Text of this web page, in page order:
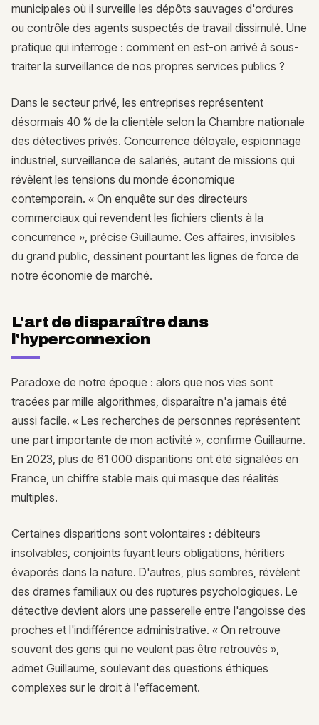
municipales où il surveille les dépôts sauvages d'ordures
ou contrôle des agents suspectés de travail dissimulé. Une
pratique qui interroge : comment en est-on arrivé à sous-
traiter la surveillance de nos propres services publics ?
Dans le secteur privé, les entreprises représentent
désormais 40 % de la clientèle selon la Chambre nationale
des détectives privés. Concurrence déloyale, espionnage
industriel, surveillance de salariés, autant de missions qui
révèlent les tensions du monde économique
contemporain. « On enquête sur des directeurs
commerciaux qui revendent les fichiers clients à la
concurrence », précise Guillaume. Ces affaires, invisibles
du grand public, dessinent pourtant les lignes de force de
notre économie de marché.
L'art de disparaître dans
l'hyperconnexion
Paradoxe de notre époque : alors que nos vies sont
tracées par mille algorithmes, disparaître n'a jamais été
aussi facile. « Les recherches de personnes représentent
une part importante de mon activité », confirme Guillaume.
En 2023, plus de 61 000 disparitions ont été signalées en
France, un chiffre stable mais qui masque des réalités
multiples.
Certaines disparitions sont volontaires : débiteurs
insolvables, conjoints fuyant leurs obligations, héritiers
évaporés dans la nature. D'autres, plus sombres, révèlent
des drames familiaux ou des ruptures psychologiques. Le
détective devient alors une passerelle entre l'angoisse des
proches et l'indifférence administrative. « On retrouve
souvent des gens qui ne veulent pas être retrouvés »,
admet Guillaume, soulevant des questions éthiques
complexes sur le droit à l'effacement.